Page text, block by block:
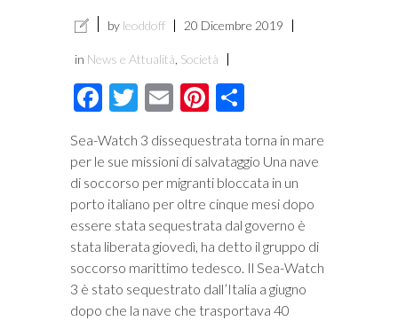
by leoddoff 20 Dicembre 2019
in News e Attualità Società
Facebook
Twitter
EmailPinterest
Sea-Watch 3 dissequestrata torna in mare
per le sue missioni di salvataggio Una nave
di soccorso per migranti bloccata in un
porto italiano per oltre cinque mesi dopo
essere stata sequestrata dal governo è
stata liberata giovedì, ha detto il gruppo di
soccorso marittimo tedesco. Il Sea-Watch
3 è stato sequestrato dall’Italia a giugno
dopo che la nave che trasportava 40